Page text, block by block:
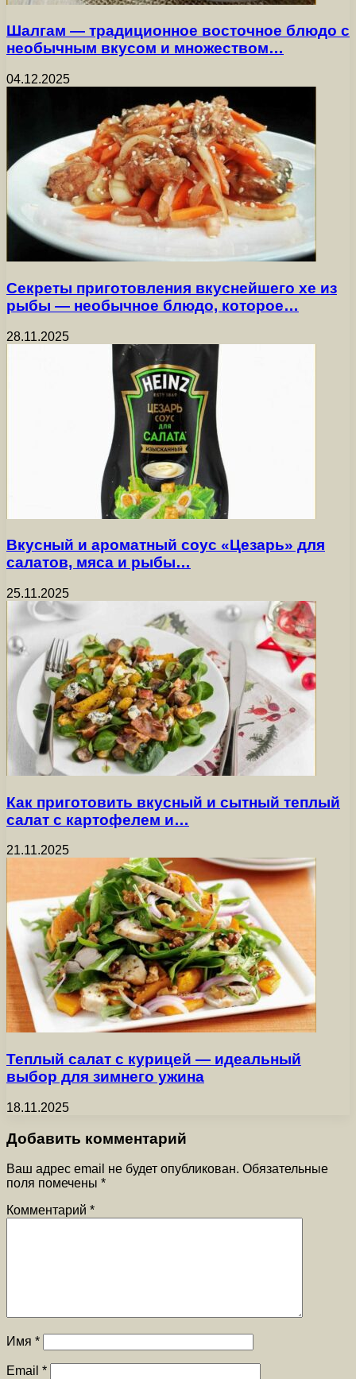
Шалгам — традиционное восточное блюдо с
необычным вкусом и множеством…
04.12.2025
Секреты приготовления вкуснейшего хе из
рыбы — необычное блюдо, которое…
28.11.2025
Вкусный и ароматный соус «Цезарь» для
салатов, мяса и рыбы…
25.11.2025
Как приготовить вкусный и сытный теплый
салат с картофелем и…
21.11.2025
Теплый салат с курицей — идеальный
выбор для зимнего ужина
18.11.2025
Добавить комментарий
Ваш адрес email не будет опубликован. Обязательные
поля помечены *
Комментарий *
Имя *
Email *